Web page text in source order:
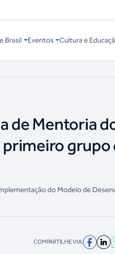
Brasil Eventos Cultura e
de Mentoria
primeiro grupo
do Modelo de
COMPARTILHE VIA: